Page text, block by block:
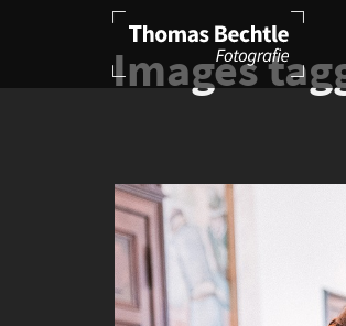
Images